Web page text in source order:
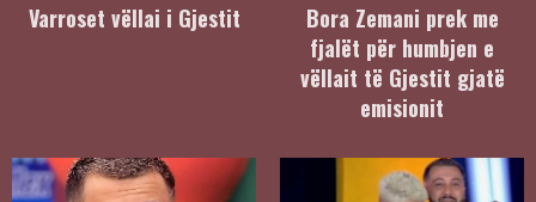
Varroset vëllai i Gjestit
Bora Zemani prek me
fjalët për humbjen e
vëllait të Gjestit gjatë
emisionit